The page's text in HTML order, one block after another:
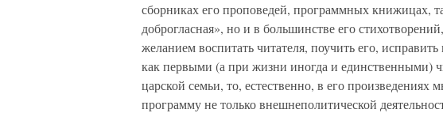
сборниках его проповедей, программных книжицах,
доброгласная», но и в большинстве его
желанием воспитать читателя, поучить его,
как первыми (а при жизни иногда и единственными)
царской семьи, то, естественно, в его
программу не только внешнеполитической